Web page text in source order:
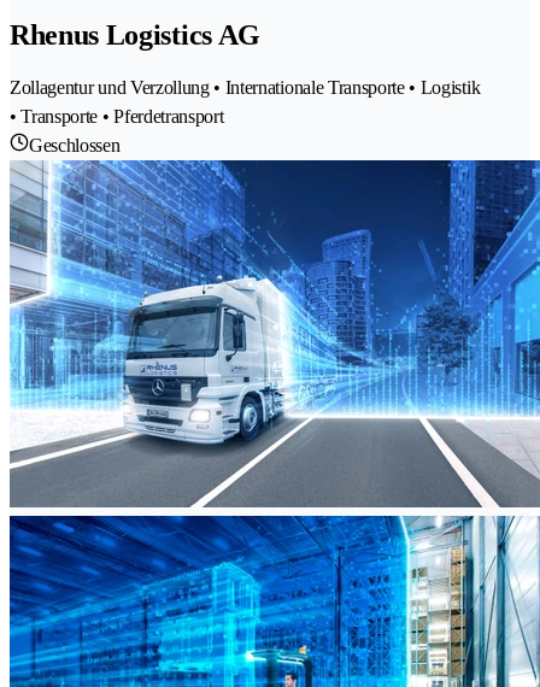
Rhenus Logistics AG
Zollagentur und Verzollung • Internationale Transporte • Logistik
• Transporte • Pferdetransport
Geschlossen